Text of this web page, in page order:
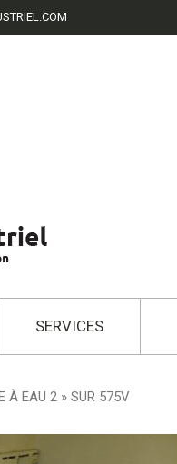
SERVICES
À EAU 2 » SUR 575V